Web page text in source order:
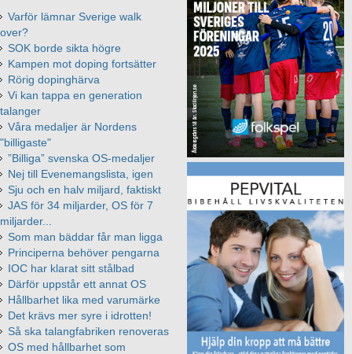
Varför lämnar Sverige walk
over?
SOK borde sikta högre
Kampen mot doping fortsätter
Rörig dopinghärva
Vi kan tappa en generation
talanger
Våra medaljer är Nordens
"billigaste"
”Billiga” svenska OS-medaljer
Nej till Evenemangslista, igen
Sju och en halv miljard, faktiskt
JAS för 34 miljarder, OS för 7
miljarder...
Som man bäddar får man ligga
Principerna behöver pengarna
IOC har klarat sitt stålbad
Därför uppstår ett annat OS
Hållbarhet lika med varumärke
Det krävs mer syre i idrotten!
Så ska talangfabriken renoveras
OS med hållbarhet som